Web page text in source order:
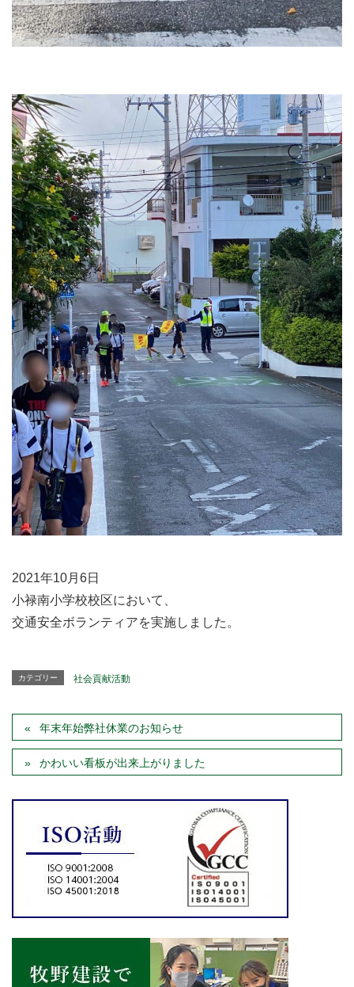
2021年10月6日
小禄南小学校校区において、
交通安全ボランティアを実施しました。
カテゴリー 社会貢献活動
年末年始弊社休業のお知らせ
かわいい看板が出来上がりました